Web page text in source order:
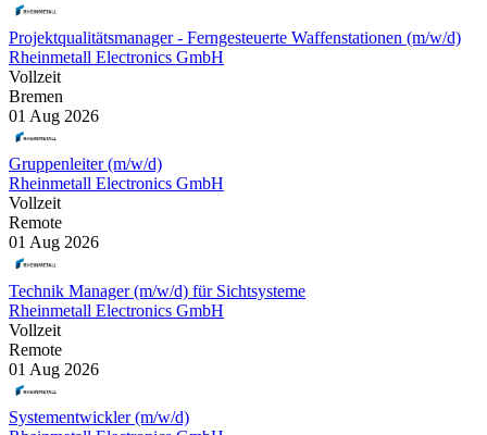
Projektqualitätsmanager - Ferngesteuerte Waffenstationen (m/w/d)
Rheinmetall Electronics GmbH
Vollzeit
Bremen
01 Aug 2026
Gruppenleiter (m/w/d)
Rheinmetall Electronics GmbH
Vollzeit
Remote
01 Aug 2026
Technik Manager (m/w/d) für Sichtsysteme
Rheinmetall Electronics GmbH
Vollzeit
Remote
01 Aug 2026
Systementwickler (m/w/d)